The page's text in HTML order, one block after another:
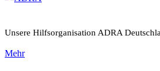
Unsere Hilfsorganisation ADRA
Mehr